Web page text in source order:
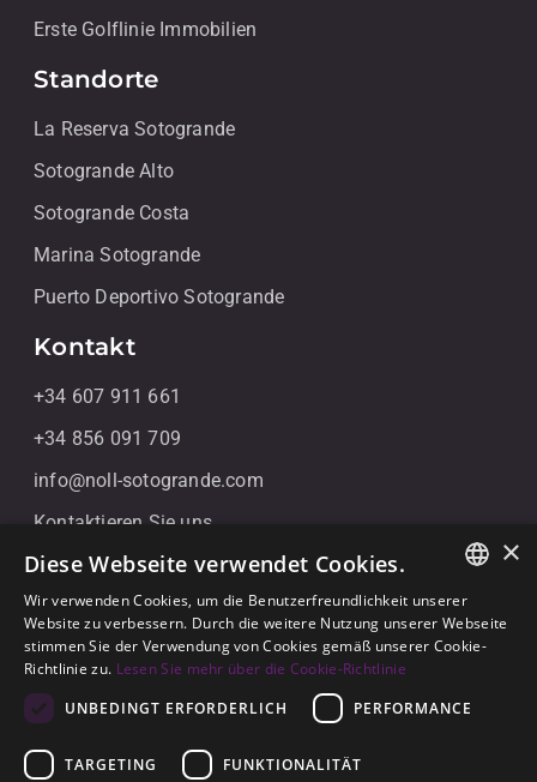
Erste Golflinie Immobilien
Standorte
La Reserva Sotogrande
Sotogrande Alto
Sotogrande Costa
Marina Sotogrande
Puerto Deportivo Sotogrande
Kontakt
+34 607 911 661
+34 856 091 709
info@noll-sotogrande.com
Kontaktieren Sie uns
Galerias Paniagua Local 43 Avenida de Paniagua, s/n
11310 Sotogrande, Cádiz
ENGLISH
SPANISH
×
Diese Webseite verwendet Cookies.
Wir verwenden Cookies, um die Benutzerfreundlichkeit unserer
Website zu verbessern. Durch die weitere Nutzung unserer Webseite
stimmen Sie der Verwendung von Cookies gemäß unserer Cookie-
Richtlinie zu. Lesen Sie mehr über die Cookie-Richtlinie
UNBEDINGT ERFORDERLICH
PERFORMANCE
TARGETING FUNKTIONALITÄT